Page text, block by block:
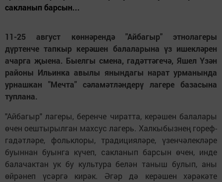
сакланып барсын...
11-25 август көннәрендә "Айбагыр" этнолагеры
дүртенче тапкыр керәшен балаларына үз ишекләрен
ачарга җыена. Быелгы смена, гадәттәгечә, Яшел Үзән
районы Ильинка авылы янындагы нарат урманында
урнашкан "Мечта" сәламәтләндерү лагере базасына
туплана.
"Айбагыр" лагеры, беренче чиратта, керәшен балалары
өчен оештырылган махсус лагерь. Халкыбызнең гореф-
гадәтләре, фольклоры, традицияләре, үзенчәлекләре
буыннан буынга күчеп, сакланып барсын өчен, инде
балачактан ук бу культура белән таныш булып, аны
өйрәнеп үсәргә кирәк. Әгәр дә керәшен хәрәкәте